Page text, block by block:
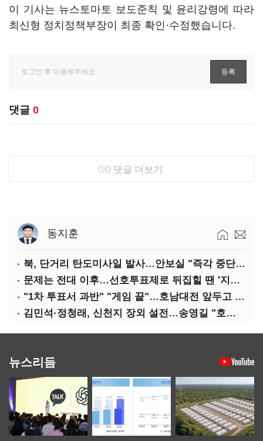
이 기사는 뉴스토마토 보도준칙 및 윤리강령에 따라
최신형 정치정책부장이 최종 확인·수정했습니다.
댓글 0
0/0 댓글 더보기
동지훈
북, 단거리 탄도미사일 발사…안보실 "즉각 중단 촉구"
문제는 전대 이후…선호투표제로 뒤집힐 땐 '지지층 불복'
"1차 투표서 과반" "게임 끝"…호남대전 앞두고 '충돌'
김민석·정청래, 신천지 장외 설전…송영길 "호남 계몽 규탄"
뉴스리듬